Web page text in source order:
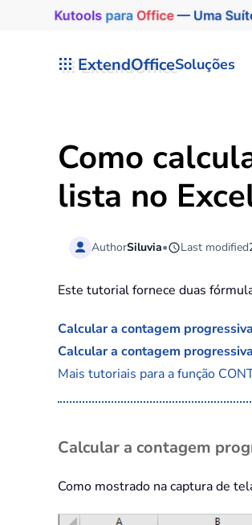
Kutools para Office— Uma
ExtendOfficeSoluções
Como
lista no
AuthorSiluvia• Last modified
Este tutorial fornece duas
Calcular a contagem
Calcular a contagem
Mais tutoriais para a função
Calcular a contagem
Como mostrado na captura de